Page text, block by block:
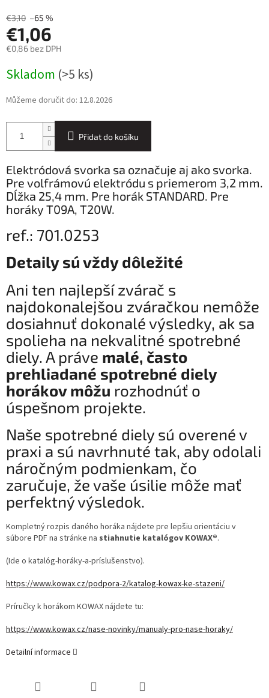
€3,10 –65 %
€1,06
€0,86 bez DPH
cena:
Skladom (>5 ks)
Můžeme doručit do: 12.8.2026
Přidat do košíku
Elektródová svorka sa označuje aj ako svorka.
Pre volfrámovú elektródu s priemerom 3,2 mm.
Dĺžka 25,4 mm. Pre horák STANDARD. Pre
horáky T09A, T20W.
ref.: 701.0253
Detaily sú vždy dôležité
Ani ten najlepší zvárač s
najdokonalejšou zváračkou nemôže
dosiahnuť dokonalé výsledky, ak sa
spolieha na nekvalitné spotrebné
diely. A práve malé, často
prehliadané spotrebné diely
horákov môžu rozhodnúť o
úspešnom projekte.
Naše spotrebné diely sú overené v
praxi a sú navrhnuté tak, aby odolali
náročným podmienkam, čo
zaručuje, že vaše úsilie môže mať
perfektný výsledok.
Kompletný rozpis daného horáka nájdete pre lepšiu orientáciu v
súbore PDF na stránke na stiahnutie katalógov KOWAX®.
(Ide o katalóg-horáky-a-príslušenstvo).
https://www.kowax.cz/podpora-2/katalog-kowax-ke-stazeni/
Príručky k horákom KOWAX nájdete tu:
https://www.kowax.cz/nase-novinky/manualy-pro-nase-horaky/
Detailní informace